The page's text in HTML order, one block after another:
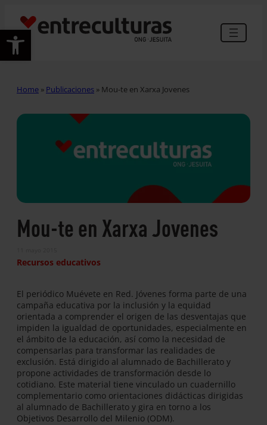
Abrir barra de herramientas
Home » Publicaciones » Mou-te en Xarxa Jovenes
Mou-te en Xarxa Jovenes
Recursos educativos
El periódico Muévete en Red. Jóvenes forma parte de una
campaña educativa por la inclusión y la equidad
orientada a comprender el origen de las desventajas que
impiden la igualdad de oportunidades, especialmente en
el ámbito de la educación, así como la necesidad de
compensarlas para transformar las realidades de
exclusión. Está dirigido al alumnado de Bachillerato y
propone actividades de transformación desde lo
cotidiano. Este material tiene vinculado un cuadernillo
complementario como orientaciones didácticas dirigidas
al alumnado de Bachillerato y gira en torno a los
Objetivos Desarrollo del Milenio (ODM).